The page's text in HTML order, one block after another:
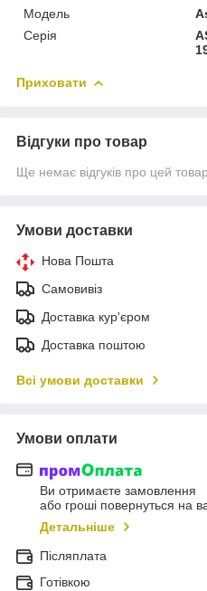
Модель
Серія
Приховати
Відгуки про товар
Ще немає відгуків про цей товар
Умови доставки
Нова Пошта
Самовивіз
Доставка кур'єром
Доставка поштою
Всі умови доставки
Умови оплати
Ви отримаєте замовлення
або гроші повернуться на
Детальніше
Післяплата
Готівкою